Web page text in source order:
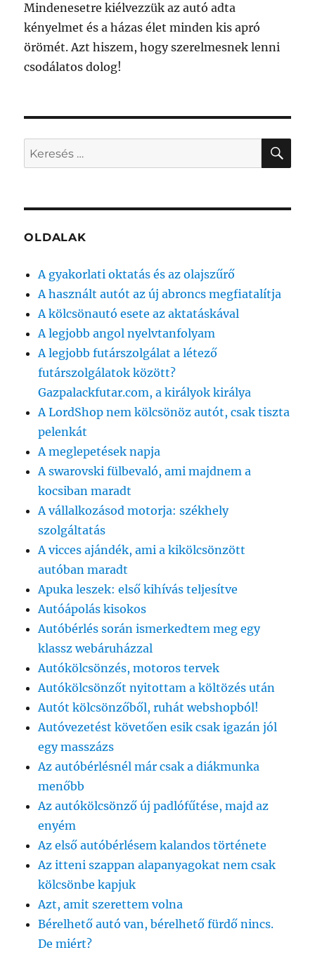
Mindenesetre kiélvezzük az autó adta
kényelmet és a házas élet minden kis apró
örömét. Azt hiszem, hogy szerelmesnek lenni
csodálatos dolog!
Keresés
a
kifejezésre:
OLDALAK
A gyakorlati oktatás és az olajszűrő
A használt autót az új abroncs megfiatalítja
A kölcsönautó esete az aktatáskával
A legjobb angol nyelvtanfolyam
A legjobb futárszolgálat a létező
futárszolgálatok között?
Gazpalackfutar.com, a királyok királya
A LordShop nem kölcsönöz autót, csak tiszta
pelenkát
A meglepetések napja
A swarovski fülbevaló, ami majdnem a
kocsiban maradt
A vállalkozásod motorja: székhely
szolgáltatás
A vicces ajándék, ami a kikölcsönzött
autóban maradt
Apuka leszek: első kihívás teljesítve
Autóápolás kisokos
Autóbérlés során ismerkedtem meg egy
klassz webáruházzal
Autókölcsönzés, motoros tervek
Autókölcsönzőt nyitottam a költözés után
Autót kölcsönzőből, ruhát webshopból!
Autóvezetést követően esik csak igazán jól
egy masszázs
Az autóbérlésnél már csak a diákmunka
menőbb
Az autókölcsönző új padlófűtése, majd az
enyém
Az első autóbérlésem kalandos története
Az itteni szappan alapanyagokat nem csak
kölcsönbe kapjuk
Azt, amit szerettem volna
Bérelhető autó van, bérelhető fürdő nincs.
De miért?